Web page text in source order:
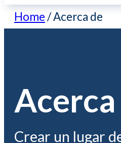
Home/Acerca de
Crear un lugar